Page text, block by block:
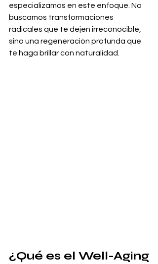
especializamos en este enfoque. No
buscamos transformaciones
radicales que te dejen irreconocible,
sino una regeneración profunda que
te haga brillar con naturalidad.
¿Qué es el Well-Aging